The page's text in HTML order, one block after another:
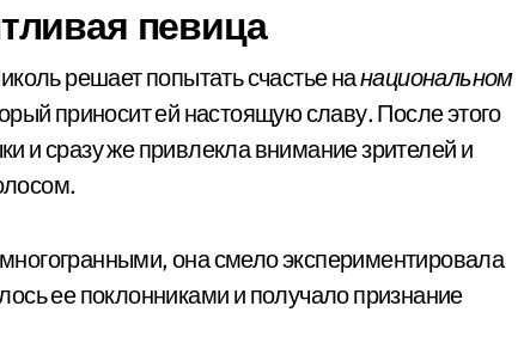
певица
решает попытать счастье нанациональном
приносит ей настоящую славу. После этого
и сразу же привлекла внимание зрителей и
она смело экспериментировала
ее поклонниками и получало признание